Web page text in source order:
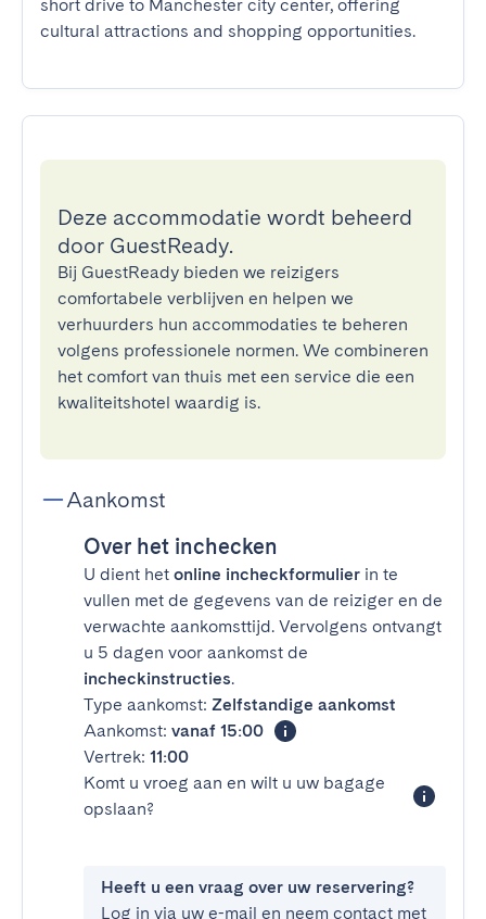
short drive to Manchester city center, offering
cultural attractions and shopping opportunities.
Deze accommodatie wordt beheerd
door GuestReady.
Bij GuestReady bieden we reizigers
comfortabele verblijven en helpen we
verhuurders hun accommodaties te beheren
volgens professionele normen. We combineren
het comfort van thuis met een service die een
kwaliteitshotel waardig is.
Aankomst
Over het inchecken
U dient het online incheckformulier in te
vullen met de gegevens van de reiziger en de
verwachte aankomsttijd. Vervolgens ontvangt
u 5 dagen voor aankomst de
incheckinstructies.
Type aankomst: Zelfstandige aankomst
Aankomst: vanaf 15:00
Vertrek: 11:00
Komt u vroeg aan en wilt u uw bagage
opslaan?
Heeft u een vraag over uw reservering?
Log in via uw e-mail en neem contact met